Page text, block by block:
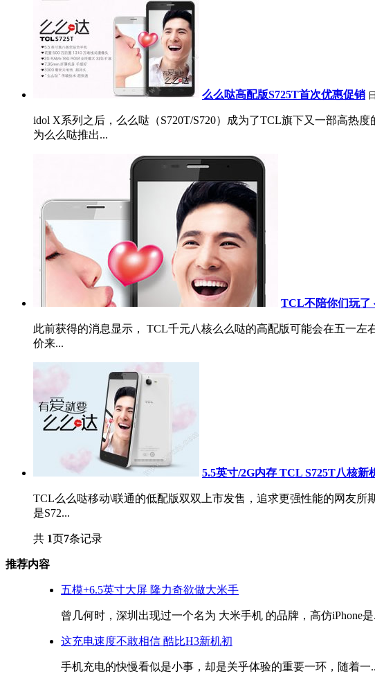
么么哒高配版S725T首次优惠促销
idol X系列之后，么么哒（S720T/S720）成为了TCL旗下又一部高热
为么么哒推出...
TCL不陪你们玩了
此前获得的消息显示， TCL千元八核么么哒的高配版可能会在五一
价来...
5.5英寸/2G内存 TCL S725T八核新
TCL么么哒移动\联通的低配版双双上市发售，追求更强性能的网友
是S72...
共 1页7条记录
推荐内容
五模+6.5英寸大屏 隆力奇欲做大米手
曾几何时，深圳出现过一个名为 大米手机 的品牌，高仿iPhone是
这充电速度不敢相信 酷比H3新机初
手机充电的快慢看似是小事，却是关乎体验的重要一环，随着一